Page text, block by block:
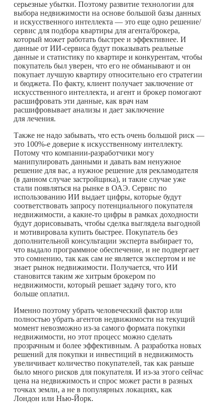
серьезные убытки. Поэтому развитие технологии для
выбора недвижимости на основе большой базы данных
и искусственного интеллекта — это еще одно решение/
сервис для подбора квартиры для агента/брокера,
который может работать быстрее и эффективнее. И
данные от ИИ-сервиса будут показывать реальные
данные и статистику по квартире и конкурентам, чтобы
покупатель был уверен, что его не обманывают и он
покупает лучшую квартиру относительно его стратегии
и бюджета. По факту, клиент получает заключение от
искусственного интеллекта, и агент и брокер помогают
расшифровать эти данные, как врач нам
расшифровывает анализы и дает заключение
для лечения.
Также не надо забывать, что есть очень большой риск —
это 100%-е доверие к искусственному интеллекту.
Потому что компании-разработчики могу
манипулировать данными и давать вам ненужное
решение для вас, а нужное решение для рекламодателя
(в данном случае застройщика), и такие случае уже
стали появляться на рынке в ОАЭ. Сервис по
использованию ИИ выдает цифры, которые будут
соответствовать запросу потенциального покупателя
недвижимости, а какие-то цифры в рамках доходности
будут дорисовывать, чтобы сделка выглядела выгодной
и мотивировала купить быстрее. Покупатель без
дополнительной консультации эксперта выбирает то,
что выдало программное обеспечение, и не подвергает
это сомнению, так как сам не является экспертом и не
знает рынок недвижимости. Получается, что ИИ
становится таким же хитрым брокером по
недвижимости, который решает задачу того, кто
больше оплатил.
Именно поэтому убрать человеческий фактор или
полностью убрать агентов недвижимости на текущий
момент невозможно из-за самого формата покупки
недвижимости, но этот процесс можно сделать
прозрачным и более эффективным. А разработка новых
решений для покупки и инвестиций в недвижимость
увеличивает количество покупателей, так как раньше
было много рисков для покупателя. И из-за этого сейчас
цена на недвижимость и спрос может расти в разных
точках земли, а не в популярных локациях, как
Лондон или Нью-Йорк.